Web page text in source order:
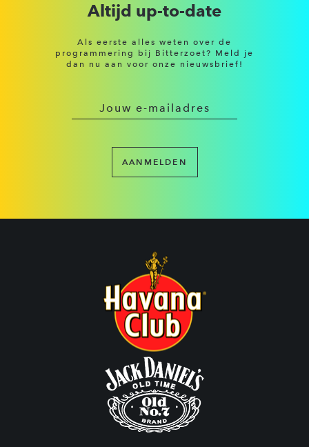
Altijd up-to-date
Als eerste alles weten over de
programmering bij Bitterzoet? Meld je
dan nu aan voor onze nieuwsbrief!
AANMELDEN